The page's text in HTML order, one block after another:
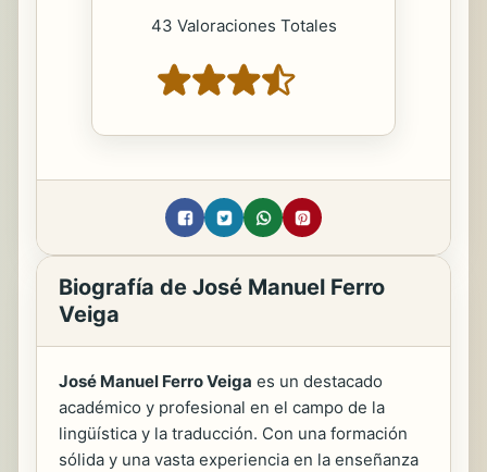
43 Valoraciones Totales
Biografía de José Manuel Ferro
Veiga
José Manuel Ferro Veiga es un destacado
académico y profesional en el campo de la
lingüística y la traducción. Con una formación
sólida y una vasta experiencia en la enseñanza